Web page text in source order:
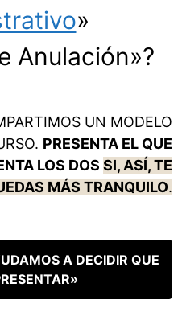
»
Anulación»?
UN MODELO
PRESENTA EL QUE
LOS DOS SI, ASÍ, TE
MÁS TRANQUILO.
A DECIDIR QUE